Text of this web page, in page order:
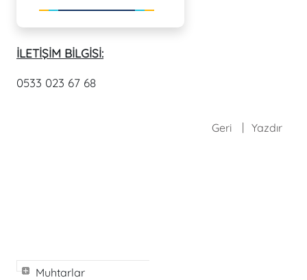
İLETİŞİM BİLGİSİ:
0533 023 67 68
Geri Yazdır
Muhtarlar